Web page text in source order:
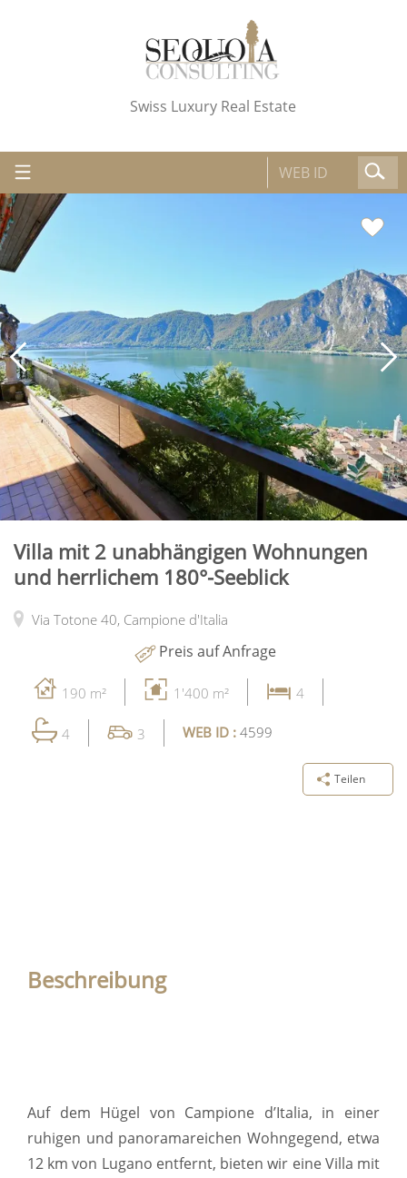
Swiss Luxury Real Estate
Villa mit 2 unabhängigen Wohnungen
und herrlichem 180°-Seeblick
Via Totone 40, Campione d'Italia
Preis auf Anfrage
190 m² 1'400 m² 4
4 3 WEB ID : 4599
Teilen
Beschreibung
Auf dem Hügel von Campione d’Italia, in einer
ruhigen und panoramareichen Wohngegend, etwa
12 km von Lugano entfernt, bieten wir eine Villa mit